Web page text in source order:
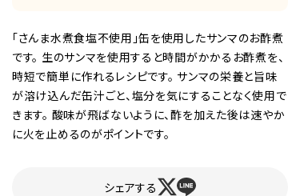
「さんま水煮食塩不使用」缶を使用したサンマのお酢煮
です。 生のサンマを使用すると時間がかかるお酢煮を、
時短で簡単に作れるレシピです。 サンマの栄養と旨味
が溶け込んだ缶汁ごと、塩分を気にすることなく使用で
きます。 酸味が飛ばないように、酢を加えた後は速やか
に火を止めるのがポイントです。
シェアする